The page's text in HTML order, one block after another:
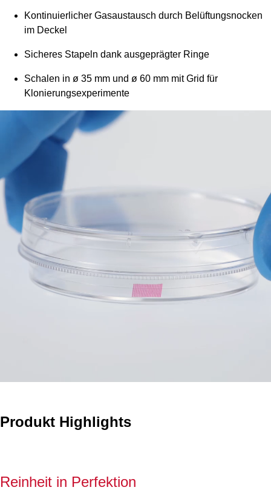
Kontinuierlicher Gasaustausch durch Belüftungsnocken
im Deckel
Sicheres Stapeln dank ausgeprägter Ringe
Schalen in ø 35 mm und ø 60 mm mit Grid für
Klonierungsexperimente
Produkt Highlights
Reinheit in Perfektion